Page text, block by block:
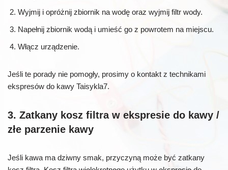
Wyjmij i opróżnij zbiornik na wodę oraz wyjmij filtr wody.
Napełnij zbiornik wodą i umieść go z powrotem na miejscu.
Włącz urządzenie.
Jeśli te porady nie pomogły, prosimy o kontakt z technikami
ekspresów do kawy Taisykla7.
3. Zatkany kosz filtra w ekspresie do kawy /
złe parzenie kawy
Jeśli kawa ma dziwny smak, przyczyną może być zatkany